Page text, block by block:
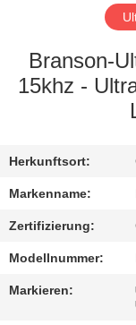
AUSFLUG
SIE
MIT
UNS
IN
Branson-
15khz -
Herkunftsort:
Markenname:
Zertifizierung:
Modellnummer:
Markieren: